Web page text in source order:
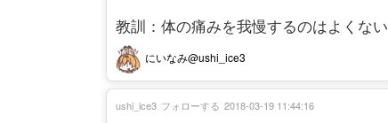
教訓：体の痛みを我慢するのはよくない
にいなみ@ushi_ice3
ushi_ice3 フォローする 2018-03-19 11:44:16